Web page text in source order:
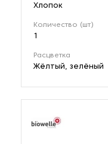
Хлопок
Количество (шт)
1
Расцветка
Жёлтый, зелёный